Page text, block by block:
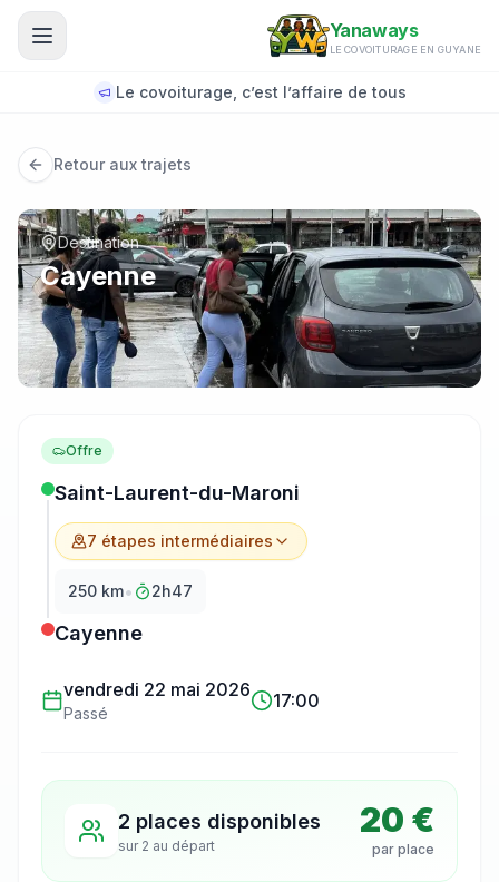
Aller au contenu principal
Yanaways
LE COVOITURAGE EN GUYANE
Le covoiturage, c’est l’affaire de tous
Retour aux trajets
Destination
Cayenne
Offre
Saint-Laurent-du-Maroni
7 étapes intermédiaires
250 km• 2h47
Cayenne
vendredi 22 mai 2026
Passé
17:00
2 places disponibles
sur 2 au départ
20 €
par place